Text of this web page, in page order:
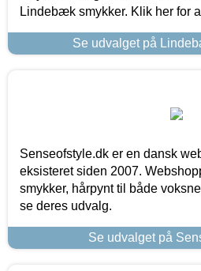
Lindebæk smykker. Klik her for
Se udvalget på
Senseofstyle.dk er en dansk
eksisteret siden 2007.
smykker, hårpynt til både
se deres udvalg.
Se udvalget på